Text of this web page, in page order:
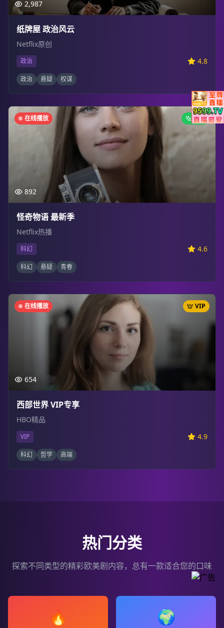
2,987
纸牌屋 政治风云
Netflix原创
政治 4.8
政治 悬疑 权谋
在线播放 新剧
892
怪奇物语 最新季
Netflix热播
科幻 4.6
科幻 悬疑 青春
在线播放 VIP
654
西部世界 VIP专享
HBO精品
VIP 4.9
科幻 哲学 高端
热门分类
探索不同类型的精彩欧美剧内容，总有一款适合您的口味
🔥 🌍